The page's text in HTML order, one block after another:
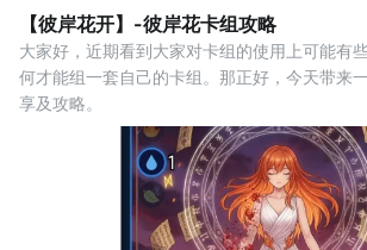
新增引导中途退出按钮，统一放置在引导框右
库引导一致）
引导步骤 9 高亮卡牌的 + 按钮
引导步骤 18 高亮商店第一
【彼岸花开】-彼岸花卡组攻略
大家好，近期看到大家对卡组的使用上可能有
何才能组一套自己的卡组。那正好，今天带来
享及攻略。
手牌和墓地区联动的系列。它的特点是有一些
地回捞的卡牌。我们可以利用这点打些combo
主角一号：彼岸花-转生
集丢弃手牌，墓地回收于一体的好牌，达成